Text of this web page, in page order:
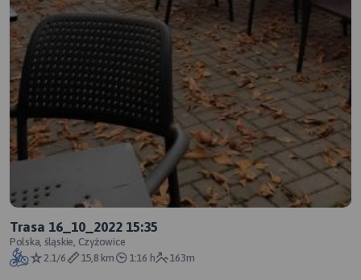
Trasa 16_10_2022 15:35
Polska, śląskie, Czyżowice
2.1/6
15,8 km 1:16 h 163m